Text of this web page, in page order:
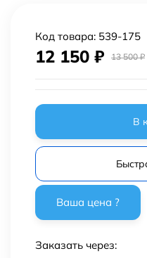
Код товара: 539-175
12 150 ₽ 13 500₽
В
Заказать через: